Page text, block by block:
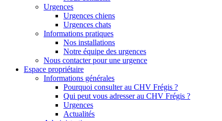
Urgences
Urgences chiens
Urgences chats
Informations pratiques
Nos installations
Notre équipe des urgences
Nous contacter pour une urgence
Espace propriétaire
Informations générales
Pourquoi consulter au CHV Frégis ?
Qui peut vous adresser au CHV Frégis ?
Urgences
Actualités